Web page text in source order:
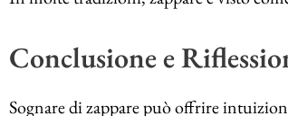
Conclusione e
Sognare di zappare può offrire